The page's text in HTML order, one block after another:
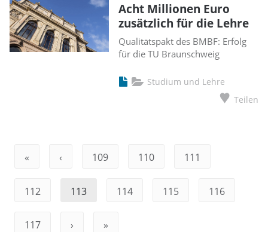
Acht Millionen Euro
zusätzlich für die Lehre
Qualitätspakt des BMBF: Erfolg
für die TU Braunschweig
Studium und Lehre
Teilen
« ‹ 109 110 111
112 113 114 115 116
117 › »